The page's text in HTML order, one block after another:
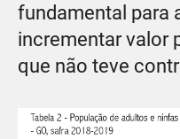
fundamental para
incrementar valor
que não teve